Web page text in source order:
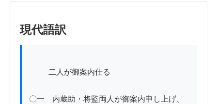
現代語訳
〇一　内蔵助・将監両人が御案内申し上げ、